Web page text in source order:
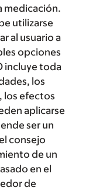
medicación.
utilizarse
al usuario a
opciones
incluye toda
los
los efectos
aplicarse
ser un
consejo
de un
en el
de